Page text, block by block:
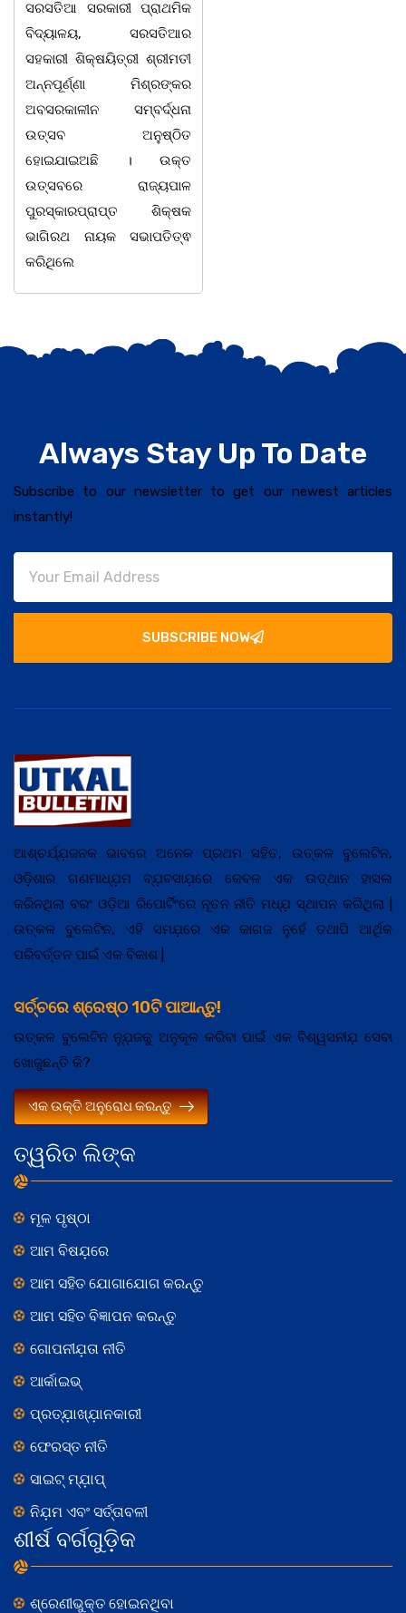
ସରସତିଆ ସରକାରୀ ପ୍ରାଥମିକ
ବିଦ୍ୟାଳୟ, ସରସତିଆର
ସହକାରୀ ଶିକ୍ଷୟିତ୍ରୀ ଶ୍ରୀମତୀ
ଅନ୍ନପୂର୍ଣ୍ଣା ମିଶ୍ରଙ୍କର
ଅବସରକାଳୀନ ସମ୍ବର୍ଦ୍ଧନା
ଉତ୍ସବ ଅନୁଷ୍ଠିତ
ହୋଇଯାଇଅଛି । ଉକ୍ତ
ଉତ୍ସବରେ ରାଜ୍ୟପାଳ
ପୁରସ୍କାରପ୍ରାପ୍ତ ଶିକ୍ଷକ
ଭାଗିରଥ ନାୟକ ସଭାପତିତ୍ଵ
କରିଥିଲେ
Always Stay Up To Date
Subscribe to our newsletter to get our newest articles
instantly!
SUBSCRIBE NOW
ତ୍ୱରିତ ଲିଙ୍କ
ମୂଳ ପୃଷ୍ଠା
ଆମ ବିଷଯ଼ରେ
ଆମ ସହିତ ଯୋଗାଯୋଗ କରନ୍ତୁ
ଆମ ସହିତ ବିଜ୍ଞାପନ କରନ୍ତୁ
ଗୋପନୀଯ଼ତା ନୀତି
ଆର୍କାଇଭ୍
ପ୍ରତ୍ଯ଼ାଖ୍ଯ଼ାନକାରୀ
ଫେରସ୍ତ ନୀତି
ସାଇଟ୍ ମ୍ଯ଼ାପ୍
ନିଯ଼ମ ଏବଂ ସର୍ତ୍ତାବଳୀ
ଶୀର୍ଷ ବର୍ଗଗୁଡ଼ିକ
ଶ୍ରେଣୀଭୁକ୍ତ ହୋଇନଥିବା
ଆଶ୍ଚର୍ଯ୍ଯ଼ଜନକ ଭାବରେ ଅନେକ ପ୍ରଥମ ସହିତ, ଉତ୍କଳ ବୁଲେଟିନ,
ଓଡ଼ିଶାର ଗଣମାଧ୍ଯ଼ମ ବ୍ଯ଼ବସାଯ଼ରେ କେବଳ ଏକ ଉତ୍ଥାନ ହାସଲ
କରିନଥିଲା ବରଂ ଓଡ଼ିଆ ରିପୋର୍ଟିଂରେ ନୂତନ ନୀତି ମଧ୍ଯ଼ ସ୍ଥାପନ କରିଥିଲା |
ଉତ୍କଳ ବୁଲେଟିନ, ଏହି ସମଯ଼ରେ ଏକ କାଗଜ ନୁହେଁ ତଥାପି ଆର୍ଥିକ
ପରିବର୍ତ୍ତନ ପାଇଁ ଏକ ବିକାଶ |
ସର୍ଚ୍ଚରେ ଶ୍ରେଷ୍ଠ 10ଟି ପାଆନ୍ତୁ!
ଉତ୍କଳ ବୁଲେଟିନ ନ୍ଯ଼ୁଜକୁ ଅନୁକୂଳ କରିବା ପାଇଁ ଏକ ବିଶ୍ୱସନୀଯ଼ ସେବା
ଖୋଜୁଛନ୍ତି କି?
ଏକ ଉକ୍ତି ଅନୁରୋଧ କରନ୍ତୁ